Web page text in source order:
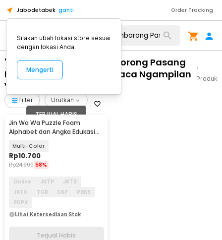
Jabodetabek ganti Order Tracking
"WA 0812 2782 5310 Pemborong Pasang
Kusen Pintu Aluminium Kaca Ngampilan
Yogyakarta"
1
Produk
Filter Urutkan
TERJUAL HABIS
Jin Wa Wa Puzzle Foam
Alphabet dan Angka Edukasi
Multi-Color
Rp10.700
Rp24.900 58%
Online JKTP
JKTB
JKTU
TGR CKP
PBKS
PDPK
Lihat Ketersediaan Stok
Terjual Habis
Silakan ubah lokasi store sesuai
dengan lokasi Anda.
Mengerti